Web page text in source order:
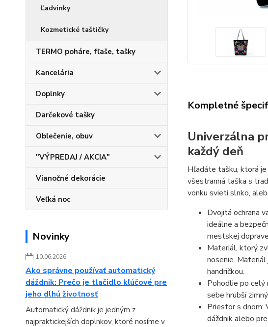
Ľadvinky
Kozmetické taštičky
TERMO poháre, fľaše, tašky
Kancelária
Doplnky
Darčekové tašky
Oblečenie, obuv
"VÝPREDAJ / AKCIA"
Vianočné dekorácie
Veľká noc
Novinky
10.06.2026
Ako správne používať automatický
dáždnik: Prečo je tlačidlo kľúčové pre
jeho dlhú životnosť
Automatický dáždnik je jedným z
najpraktickejších doplnkov, ktoré nosíme v
Kompletné
Univerzálna
každý deň
Hľadáte tašku, ktorá je
všestranná taška s
vonku svieti slnko,
Dvojitá ochrana
ideálne a
mestskej
Materiál, ktorý
nosenie.
handričkou.
Pohodlie po celý
sebe hrubší
Priestor s dnom:
dáždnik alebo